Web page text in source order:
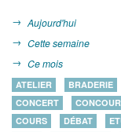
Aujourd'hui
Cette semaine
Ce mois
ATELIER BRADERIE
CONCERT
COURS
DÉBAT